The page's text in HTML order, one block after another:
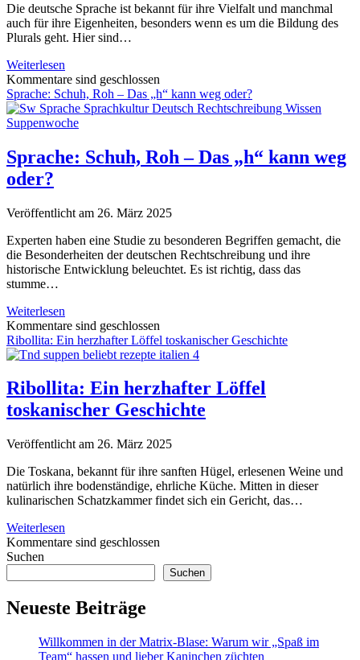
Die deutsche Sprache ist bekannt für ihre Vielfalt und manchmal
auch für ihre Eigenheiten, besonders wenn es um die Bildung des
Plurals geht. Hier sind…
Weiterlesen
Kuriositäten
beim
Plural
Kommentare sind geschlossen
Sprache: Schuh, Roh – Das „h“ kann weg oder?
Sprache: Schuh, Roh – Das „h“ kann weg
oder?
Veröffentlicht am 26. März 2025
Experten haben eine Studie zu besonderen Begriffen gemacht, die
die Besonderheiten der deutschen Rechtschreibung und ihre
historische Entwicklung beleuchtet. Es ist richtig, dass das
stumme…
Weiterlesen
Schuh,
Roh
–
„h“
kann
weg
Kommentare sind geschlossen
Ribollita: Ein herzhafter Löffel toskanischer Geschichte
Ribollita: Ein herzhafter Löffel
toskanischer Geschichte
Veröffentlicht am 26. März 2025
Die Toskana, bekannt für ihre sanften Hügel, erlesenen Weine und
natürlich ihre bodenständige, ehrliche Küche. Mitten in dieser
kulinarischen Schatzkammer findet sich ein Gericht, das…
Weiterlesen
Ein
toskanischer
Geschichte
Kommentare sind geschlossen
Sidebar
Suchen
Suchen
Neueste Beiträge
Willkommen in der Matrix-Blase: Warum wir „Spaß im
Team“ hassen und lieber Kaninchen züchten